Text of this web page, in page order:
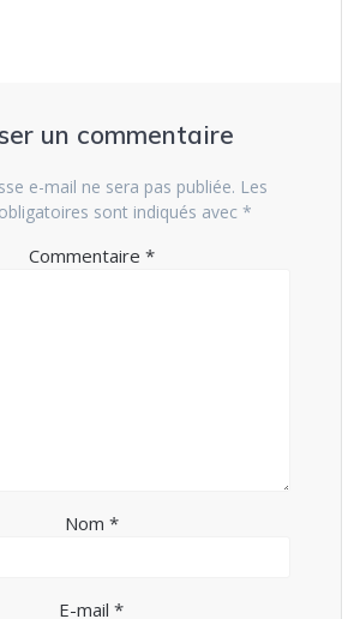
un commentaire
e-mail ne sera pas publiée. Les
sont indiqués avec *
Commentaire *
Nom *
E-mail *